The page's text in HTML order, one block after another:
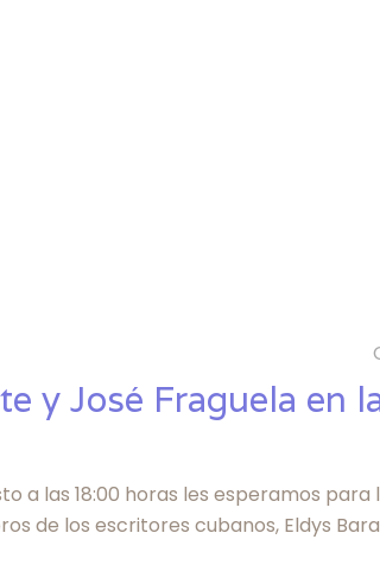
y José Fraguela en
a las 18:00 horas les esperamos para
de los escritores cubanos, Eldys